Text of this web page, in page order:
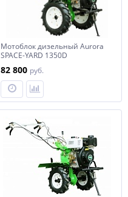
Мотоблок дизельный Aurora
SPACE-YARD 1350D
82 800 руб.